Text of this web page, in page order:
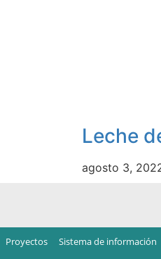
Leche
agosto 3,
Proyectos Sistema de información